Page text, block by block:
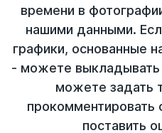
времени в
нашими данными.
графики, основанные
- можете
можете задать
прокомментировать
поставить